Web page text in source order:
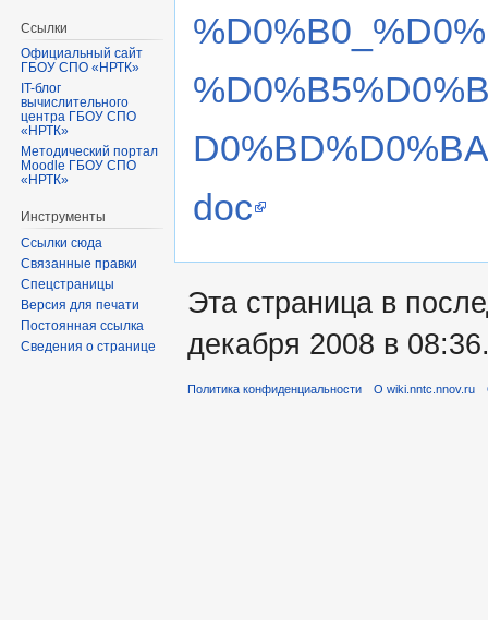
doc
Ссылки
Официальный сайт
ГБОУ СПО «НРТК»
IT-блог
вычислительного
центра ГБОУ СПО
«НРТК»
Методический портал
Moodle ГБОУ СПО
«НРТК»
Инструменты
Ссылки сюда
Связанные правки
Спецстраницы
Версия для печати
Постоянная ссылка
Сведения о странице
Эта страница в
декабря 2008 в
Политика конфиденциальности О wiki.nntc.nnov.ru